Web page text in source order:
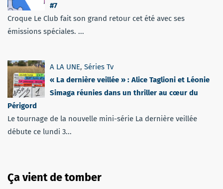
#7
Croque Le Club fait son grand retour cet été avec ses
émissions spéciales. ...
A LA UNE, Séries Tv
« La dernière veillée » : Alice Taglioni et Léonie
Simaga réunies dans un thriller au cœur du
Périgord
Le tournage de la nouvelle mini-série La dernière veillée
débute ce lundi 3...
Ça vient de tomber